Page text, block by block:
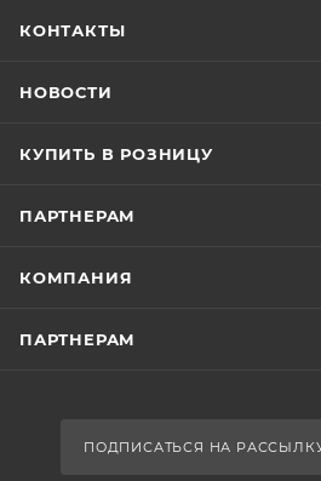
КОНТАКТЫ
НОВОСТИ
КУПИТЬ В РОЗНИЦУ
ПАРТНЕРАМ
КОМПАНИЯ
ПАРТНЕРАМ
ПОДПИСАТЬСЯ НА